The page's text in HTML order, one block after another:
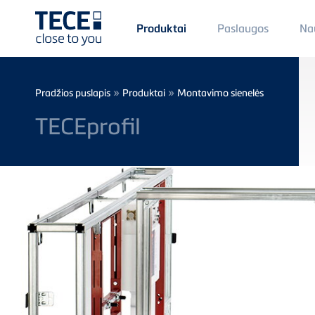
Main
Menü
1
Produktai Paslaugos
Breadcrumb
Pradžios puslapis » Produktai » Montavimo sienelės
TECEprofil